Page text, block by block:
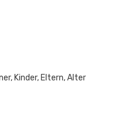
Kinder, Eltern, Alter